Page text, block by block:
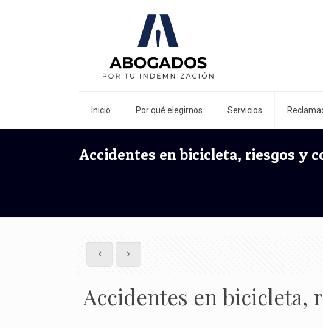
Inicio Por qué elegirnos Servicios
Accidentes en bicicleta, riesgos y
Accidentes en bicicleta,